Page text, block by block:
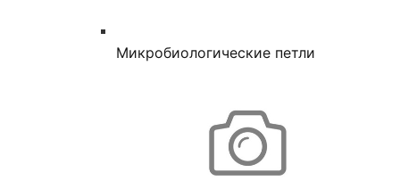
Микробиологические петли